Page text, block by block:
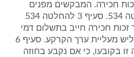
חכירה. המבקשים מפנים
לסעיפים 3 ו-6 להחלטה 534. סעיף 3 להחלטה 534
זכות חכירה חייב בתשלום דמי
הסכמה בשיעור של שליש מעליית ערך הקרקע. סעיף 6
בקובעו, כי אם נקבע בחוזה